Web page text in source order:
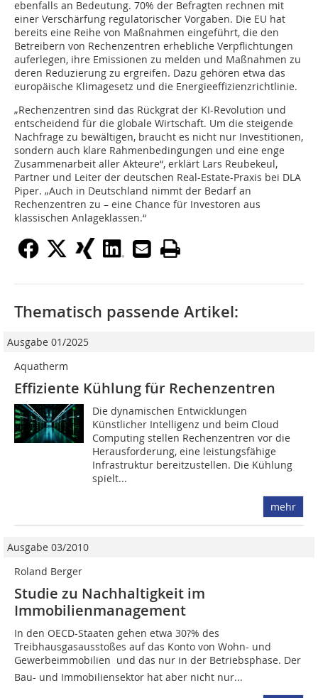
ebenfalls an Bedeutung. 70% der Befragten rechnen mit
einer Verschärfung regulatorischer Vorgaben. Die EU hat
bereits eine Reihe von Maßnahmen eingeführt, die den
Betreibern von Rechenzentren erhebliche Verpflichtungen
auferlegen, ihre Emissionen zu melden und Maßnahmen zu
deren Reduzierung zu ergreifen. Dazu gehören etwa das
europäische Klimagesetz und die Energieeffizienzrichtlinie.
„Rechenzentren sind das Rückgrat der KI-Revolution und
entscheidend für die globale Wirtschaft. Um die steigende
Nachfrage zu bewältigen, braucht es nicht nur Investitionen,
sondern auch klare Rahmenbedingungen und eine enge
Zusammenarbeit aller Akteure“, erklärt Lars Reubekeul,
Partner und Leiter der deutschen Real-Estate-Praxis bei DLA
Piper. „Auch in Deutschland nimmt der Bedarf an
Rechenzentren zu – eine Chance für Investoren aus
klassischen Anlageklassen.“
Thematisch passende Artikel:
Ausgabe 01/2025
Aquatherm
Effiziente Kühlung für Rechenzentren
Die dynamischen Entwicklungen
Künstlicher Intelligenz und beim Cloud
Computing stellen Rechenzentren vor die
Herausforderung, eine leistungsfähige
Infrastruktur bereitzustellen. Die Kühlung
spielt...
mehr
Ausgabe 03/2010
Roland Berger
Studie zu Nachhaltigkeit im
Immobilienmanagement
In den OECD-Staaten gehen etwa 30?% des
Treibhausgasausstoßes auf das Konto von Wohn- und
Gewerbeimmobilien  und das nur in der Betriebsphase. Der
Bau- und Immobiliensektor hat aber nicht nur...